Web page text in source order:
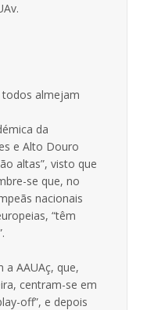
almejam
da
e Alto Douro
altas”, visto que
se que, no
nacionais
“têm
AAUAç, que,
centram-se em
off”, e depois